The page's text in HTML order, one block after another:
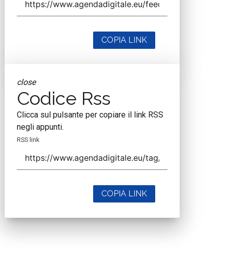
COPIA LINK
close
Codice Rss
Clicca sul pulsante per copiare il link RSS
negli appunti.
RSS link
COPIA LINK